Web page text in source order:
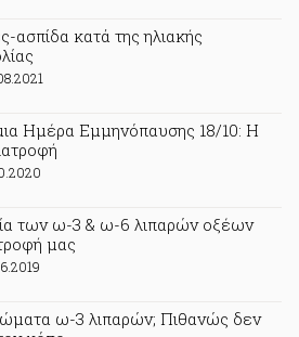
ασπίδα κατά της ηλιακής
Ημέρα Εμμηνόπαυσης 18/10: Η
των ω-3 & ω-6 λιπαρών οξέων
μας
ω-3 λιπαρών; Πιθανώς δεν